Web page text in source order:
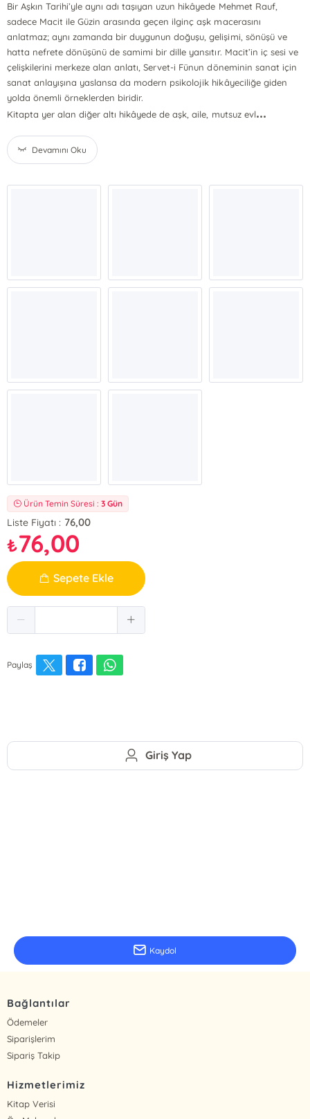
Bir Aşkın Tarihi’yle aynı adı taşıyan uzun hikâyede Mehmet Rauf,
sadece Macit ile Güzin arasında geçen ilginç aşk macerasını
anlatmaz; aynı zamanda bir duygunun doğuşu, gelişimi, sönüşü ve
hatta nefrete dönüşünü de samimi bir dille yansıtır. Macit’in iç sesi ve
çelişkilerini merkeze alan anlatı, Servet-i Fünun döneminin sanat için
sanat anlayışına yaslansa da modern psikolojik hikâyeciliğe giden
yolda önemli örneklerden biridir.
Kitapta yer alan diğer altı hikâyede de aşk, aile, mutsuz evl...
Devamını Oku
Ürün Temin Süresi :3 Gün
Liste Fiyatı : 76,00
₺76,00
Sepete Ekle
Paylaş
Giriş Yap
Kaydol
Bağlantılar
Ödemeler
Siparişlerim
Sipariş Takip
Hizmetlerimiz
Kitap Verisi